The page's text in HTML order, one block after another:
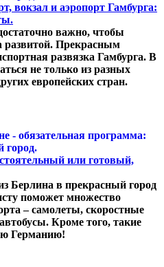
вокзал и аэропорт Гамбурга:
важно, чтобы
развитой. Прекрасным
развязка Гамбурга. В
не только из разных
европейских стран.
или готовый,
Берлина в прекрасный город
поможет множество
– самолеты, скоростные
Кроме того, такие
Германию!